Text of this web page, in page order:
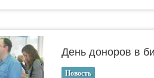
День доноров в
Новость